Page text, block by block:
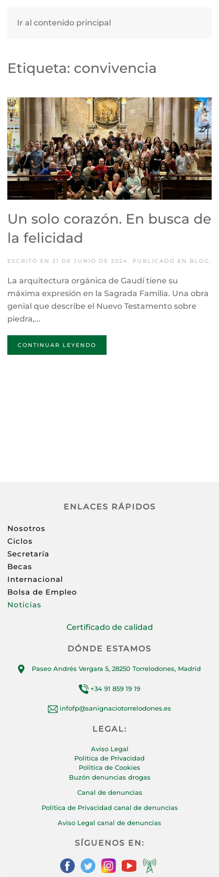
Ir al contenido principal
Etiqueta: convivencia
Un solo corazón. En busca de
la felicidad
ESCRITO EN 21 DE JUNIO DE 2024. PUBLICADO EN BLOG.
La arquitectura orgánica de Gaudí tiene su
máxima expresión en la Sagrada Familia. Una obra
genial que describe el Nuevo Testamento sobre
piedra,...
CONTINUAR LEYENDO
ENLACES RÁPIDOS
Nosotros
Ciclos
Secretaría
Becas
Internacional
Bolsa de Empleo
Noticias
Certificado de calidad
DÓNDE ESTAMOS
Paseo Andrés Vergara 5, 28250 Torrelodones, Madrid
+34 91 859 19 19
infofp@sanignaciotorrelodones.es
LEGAL:
Aviso Legal
Política de Privacidad
Política de Cookies
Buzón denuncias drogas
Canal de denuncias
Política de Privacidad canal de denuncias
Aviso Legal canal de denuncias
SÍGUENOS EN: